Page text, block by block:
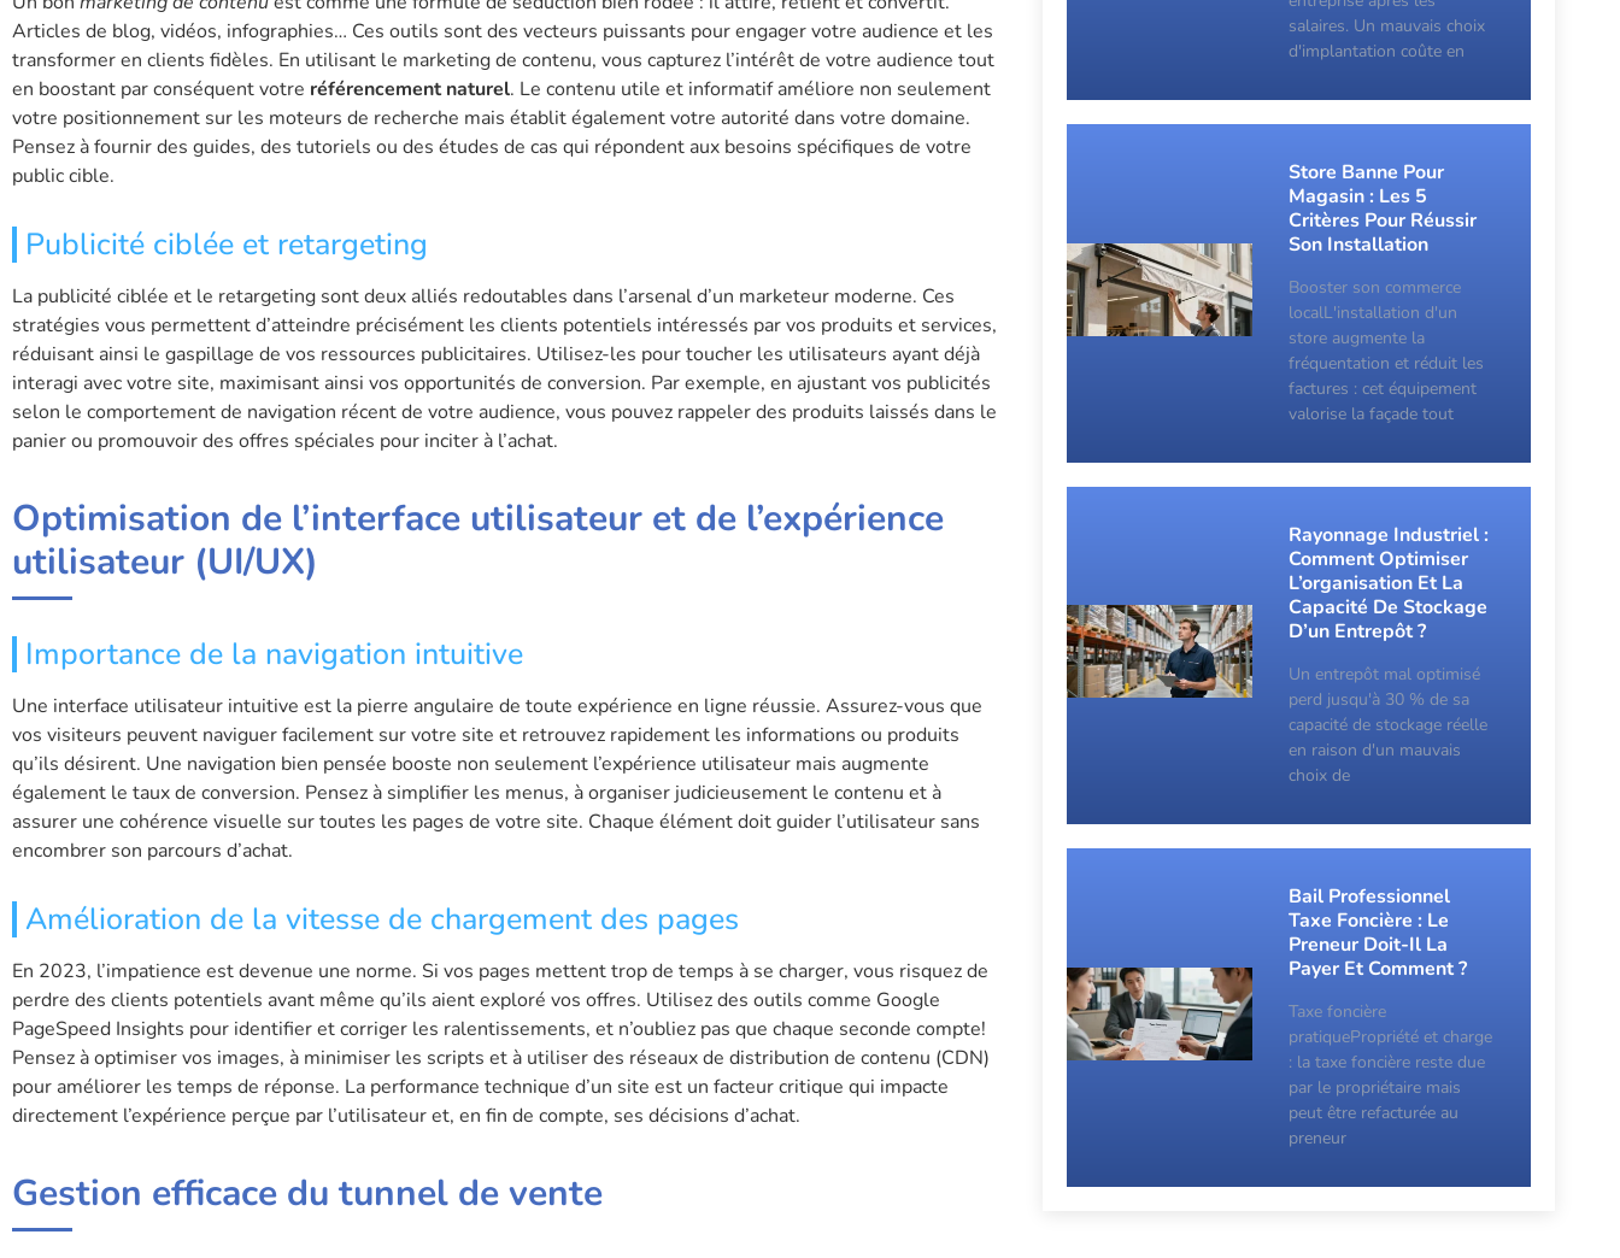
Articles de blog, vidéos, infographies… Ces outils sont des vecteurs puissants pour engager votre audience et les
transformer en clients fidèles. En utilisant le marketing de contenu, vous capturez l’intérêt de votre audience tout
en boostant par conséquent votre référencement naturel. Le contenu utile et informatif améliore non seulement
votre positionnement sur les moteurs de recherche mais établit également votre autorité dans votre domaine.
Pensez à fournir des guides, des tutoriels ou des études de cas qui répondent aux besoins spécifiques de votre
public cible.
Publicité ciblée et retargeting
La publicité ciblée et le retargeting sont deux alliés redoutables dans l’arsenal d’un marketeur moderne. Ces
stratégies vous permettent d’atteindre précisément les clients potentiels intéressés par vos produits et services,
réduisant ainsi le gaspillage de vos ressources publicitaires. Utilisez-les pour toucher les utilisateurs ayant déjà
interagi avec votre site, maximisant ainsi vos opportunités de conversion. Par exemple, en ajustant vos publicités
selon le comportement de navigation récent de votre audience, vous pouvez rappeler des produits laissés dans le
panier ou promouvoir des offres spéciales pour inciter à l’achat.
Optimisation de l’interface utilisateur et de l’expérience
utilisateur (UI/UX)
Importance de la navigation intuitive
Une interface utilisateur intuitive est la pierre angulaire de toute expérience en ligne réussie. Assurez-vous que
vos visiteurs peuvent naviguer facilement sur votre site et retrouvez rapidement les informations ou produits
qu’ils désirent. Une navigation bien pensée booste non seulement l’expérience utilisateur mais augmente
également le taux de conversion. Pensez à simplifier les menus, à organiser judicieusement le contenu et à
assurer une cohérence visuelle sur toutes les pages de votre site. Chaque élément doit guider l’utilisateur sans
encombrer son parcours d’achat.
Amélioration de la vitesse de chargement des pages
En 2023, l’impatience est devenue une norme. Si vos pages mettent trop de temps à se charger, vous risquez de
perdre des clients potentiels avant même qu’ils aient exploré vos offres. Utilisez des outils comme Google
PageSpeed Insights pour identifier et corriger les ralentissements, et n’oubliez pas que chaque seconde compte!
Pensez à optimiser vos images, à minimiser les scripts et à utiliser des réseaux de distribution de contenu (CDN)
pour améliorer les temps de réponse. La performance technique d’un site est un facteur critique qui impacte
directement l’expérience perçue par l’utilisateur et, en fin de compte, ses décisions d’achat.
Gestion efficace du tunnel de vente
salaires. Un mauvais choix
d'implantation coûte en
Store Banne Pour
Magasin : Les 5
Critères Pour Réussir
Son Installation
Booster son commerce
localL'installation d'un
store augmente la
fréquentation et réduit les
factures : cet équipement
valorise la façade tout
Rayonnage Industriel :
Comment Optimiser
L’organisation Et La
Capacité De Stockage
D’un Entrepôt ?
Un entrepôt mal optimisé
perd jusqu'à 30 % de sa
capacité de stockage réelle
en raison d'un mauvais
choix de
Bail Professionnel
Taxe Foncière : Le
Preneur Doit-Il La
Payer Et Comment ?
Taxe foncière
pratiquePropriété et charge
: la taxe foncière reste due
par le propriétaire mais
peut être refacturée au
preneur